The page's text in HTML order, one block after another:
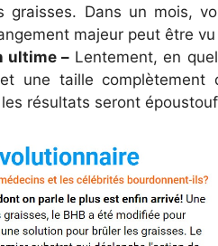
graisses. Dans un mois,
majeur peut être
ultime – Lentement, en
une taille complètement
résultats seront